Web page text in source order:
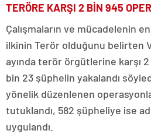
TERÖRE KARŞI 2 BİN 945
Çalışmaların ve mücadelenin
ilkinin Terör olduğunu belirten
ayında terör örgütlerine karşı
bin 23 şüphelin yakalandı
yönelik düzenlenen
tutuklandı, 582 şüpheliye ise
uygulandı.